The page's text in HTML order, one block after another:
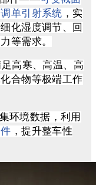
单引射系统 ，实
化湿度调节、回
等需求。
足高寒、高温、高
合物等极端工作
环境数据，利用
，提升整车性